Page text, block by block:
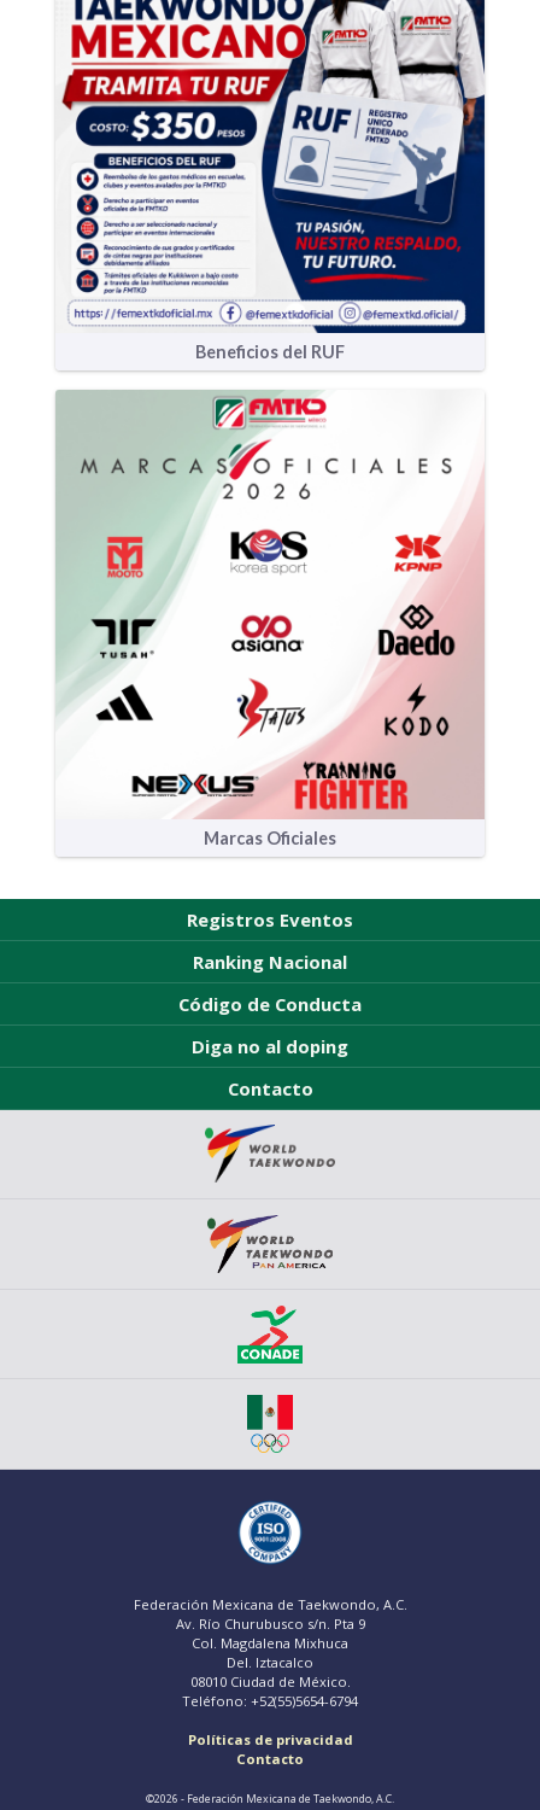
Beneficios del RUF
Marcas Oficiales
Registros Eventos
Ranking Nacional
Código de Conducta
Diga no al doping
Contacto
Federación Mexicana de Taekwondo, A.C.
Av. Río Churubusco s/n. Pta 9
Col. Magdalena Mixhuca
Del. Iztacalco
08010 Ciudad de México.
Teléfono: +52(55)5654-6794
Políticas de privacidad
Contacto
©2026 - Federación Mexicana de Taekwondo, A.C.